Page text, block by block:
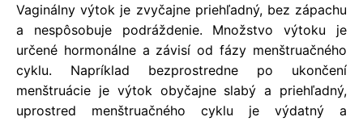
Vaginálny výtok je zvyčajne priehľadný, bez zápachu
a nespôsobuje podráždenie. Množstvo výtoku je
určené hormonálne a závisí od fázy menštruačného
cyklu. Napríklad bezprostredne po ukončení
menštruácie je výtok obyčajne slabý a priehľadný,
uprostred menštruačného cyklu je výdatný a